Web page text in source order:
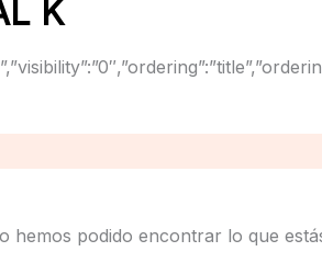
K
hemos podido encontrar lo que